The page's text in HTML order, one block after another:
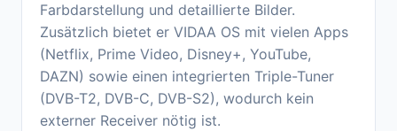
Farbdarstellung und detaillierte Bilder.
Zusätzlich bietet er VIDAA OS mit vielen Apps
(Netflix, Prime Video, Disney+, YouTube,
DAZN) sowie einen integrierten Triple-Tuner
(DVB-T2, DVB-C, DVB-S2), wodurch kein
externer Receiver nötig ist.